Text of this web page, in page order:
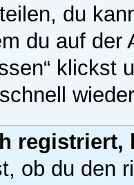
du
du auf der
klickst
ob du den